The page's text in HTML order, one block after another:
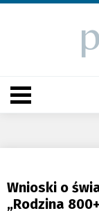
Wnioski o
„Rodzina